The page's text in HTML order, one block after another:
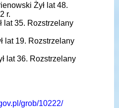
Żył lat 48.
r.
lat 35. Rozstrzelany
lat 19. Rozstrzelany
lat 36. Rozstrzelany
grob/10222/